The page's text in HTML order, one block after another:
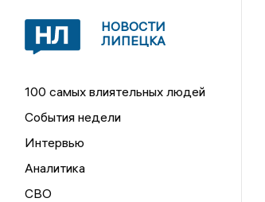
НОВОСТИ
ЛИПЕЦКА
100 самых влиятельных людей
События недели
Интервью
Аналитика
СВО